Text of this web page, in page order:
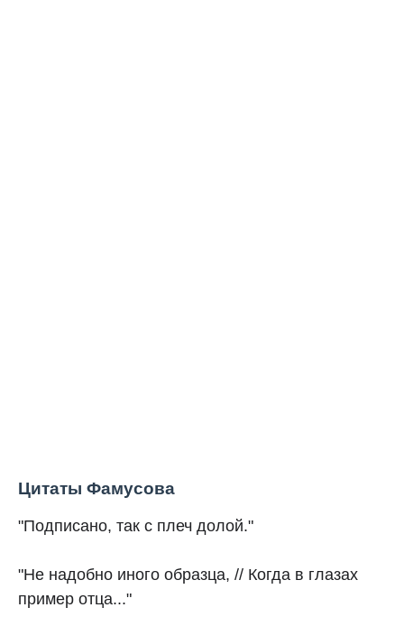
Цитаты Фамусова
"Подписано, так с плеч долой."
"Не надобно иного образца, // Когда в глазах
пример отца..."